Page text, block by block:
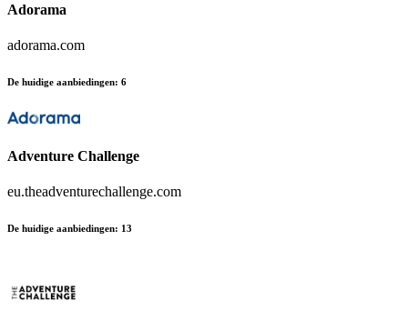
Adorama
adorama.com
De huidige aanbiedingen: 6
Adventure Challenge
eu.theadventurechallenge.com
De huidige aanbiedingen: 13